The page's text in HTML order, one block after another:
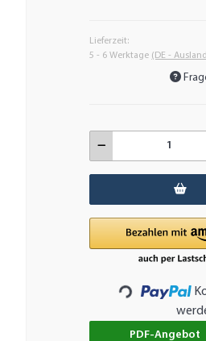
Lieferzeit:
5 - 6 Werktage (DE -
Loading...
PDF-Angebot